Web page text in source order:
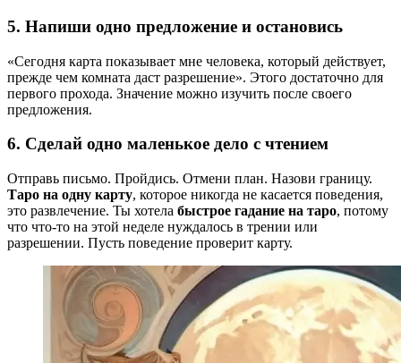
5. Напиши одно предложение и остановись
«Сегодня карта показывает мне человека, который действует,
прежде чем комната даст разрешение». Этого достаточно для
первого прохода. Значение можно изучить после своего
предложения.
6. Сделай одно маленькое дело с чтением
Отправь письмо. Пройдись. Отмени план. Назови границу.
Таро на одну карту, которое никогда не касается поведения,
это развлечение. Ты хотела быстрое гадание на таро, потому
что что-то на этой неделе нуждалось в трении или
разрешении. Пусть поведение проверит карту.